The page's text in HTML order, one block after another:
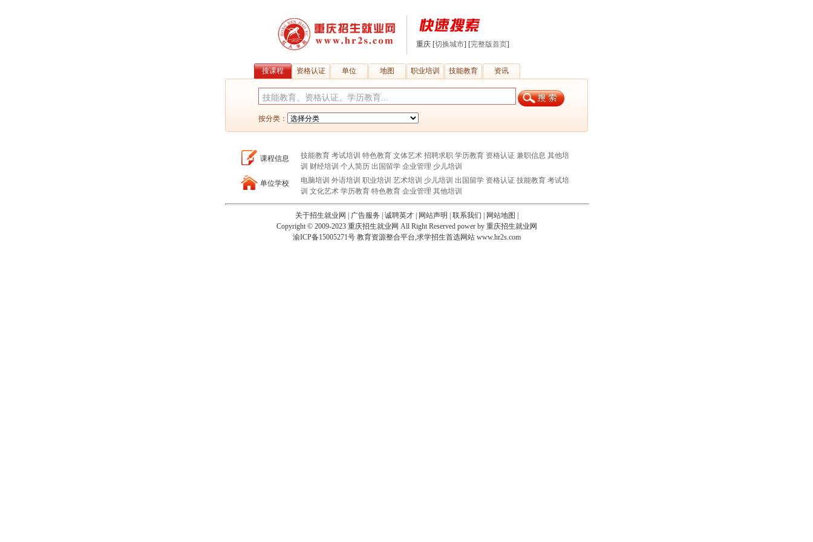
重庆 [切换城市] [完整版首页]
搜课程 资格认证 单位 地图 职业培训 技能教育 资讯
按分类：
课程信息 技能教育 考试培训 特色教育 文体艺术 招聘求职 学历教育 资格认证 兼职信息 其他培
训 财经培训 个人简历 出国留学 企业管理 少儿培训
单位学校
电脑培训 外语培训 职业培训 艺术培训 少儿培训 出国留学 资格认证 技能教育 考试培
训 文化艺术 学历教育 特色教育 企业管理 其他培训
关于招生就业网 广告服务 诚聘英才| 网站声明 联系我们 网站地图
Copyright © 2009-2023 重庆招生就业网 All Right Reserved power by 重庆招生就业网
渝ICP备15005271号教育资源整合平台,求学招生首选网站 www.hr2s.com